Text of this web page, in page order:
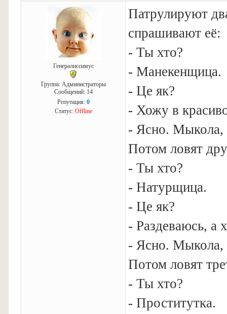
Генералиссимус
Группа: Администраторы
Сообщений: 14
Репутация: 0
Статус: Offline
Патрулируют
спрашивают её:
- Ты хто?
- Манекенщица.
- Це як?
- Хожу в
- Ясно. Мыкола,
Потом ловят
- Ты хто?
- Натурщица.
- Це як?
- Раздеваюсь, а
- Ясно. Мыкола,
Потом ловят
- Ты хто?
- Проститутка.